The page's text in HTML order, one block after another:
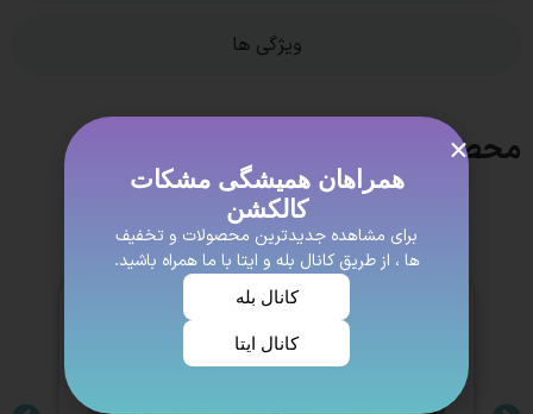
ویژگی ها
محصولات مشابه
همراهان همیشگی مشکات
کالکشن
برای مشاهده جدیدترین محصولات و تخفیف
ها ، از طریق کانال بله و ایتا با ما همراه باشید.
کانال بله
کانال ایتا